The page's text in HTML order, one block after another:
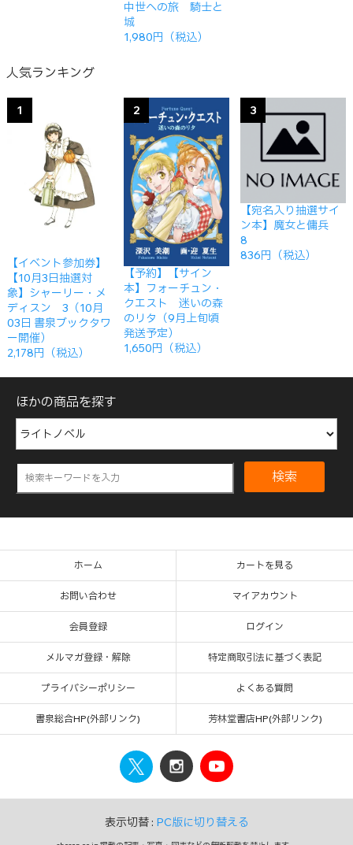
中世への旅 騎士と
城
1,980円（税込）
人気ランキング
1
【イベント参加券】
【10月3日抽選対
象】シャーリー・メ
ディスン 3（10月
03日 書泉ブックタワ
ー開催）
2,178円（税込）
2
【予約】【サイン
本】フォーチュン・
クエスト 迷いの森
のリタ（9月上旬頃
発送予定）
1,650円（税込）
3
【宛名入り抽選サイ
ン本】魔女と傭兵
8
836円（税込）
ほかの商品を探す
検索
ホーム カートを見る
お問い合わせ マイアカウント
会員登録 ログイン
メルマガ登録・解除 特定商取引法に基づく表記
プライバシーポリシー よくある質問
書泉総合HP(外部リンク) 芳林堂書店HP(外部リンク)
表示切替 : PC版に切り替える